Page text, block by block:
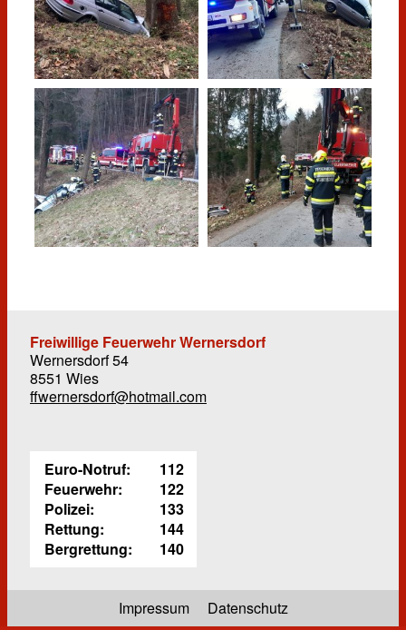
Freiwillige Feuerwehr Wernersdorf
Wernersdorf 54
8551 Wies
ffwernersdorf@hotmail.com
Euro-Notruf:
112
Feuerwehr:
122
Polizei:
133
Rettung:
144
Bergrettung:
140
Impressum Datenschutz